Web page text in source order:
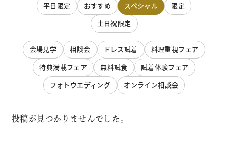
平日限定 おすすめ スペシャル
限定
土日祝限定
会場見学 相談会 ドレス試着
料理重視フェア
特典満載フェア
無料試食
試着体験フェア
フォトウエディング
オンライン相談会
投稿が見つかりませんでした。